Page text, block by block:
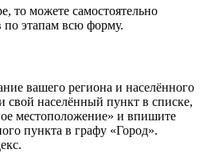
то можете самостоятельно
по этапам всю форму.
вашего региона и населённого
населённый пункт в списке,
местоположение» и впишите
пункта в графу «Город».